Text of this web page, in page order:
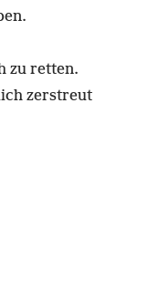
zu retten.
zerstreut